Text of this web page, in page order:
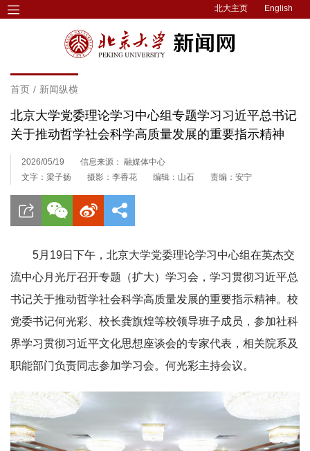
北大主页 English
首页 / 新闻纵横
北京大学党委理论学习中心组专题学习习近平总书记
关于推动哲学社会科学高质量发展的重要指示精神
2026/05/19
信息来源： 融媒体中心
文字：梁子扬
摄影：李香花 编辑：山石 责编：安宁
5月19日下午，北京大学党委理论学习中心组在英杰交
流中心月光厅召开专题（扩大）学习会，学习贯彻习近平总
书记关于推动哲学社会科学高质量发展的重要指示精神。校
党委书记何光彩、校长龚旗煌等校领导班子成员，参加社科
界学习贯彻习近平文化思想座谈会的专家代表，相关院系及
职能部门负责同志参加学习会。何光彩主持会议。